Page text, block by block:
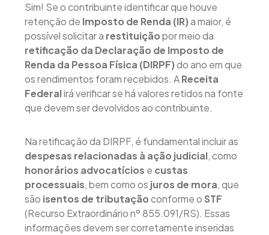
Sim! Se o contribuinte identificar que houve
retenção de Imposto de Renda (IR)a maior, é
possível solicitar a restituiçãopor meio da
retificação da Declaração de Imposto de
Renda da Pessoa Física (DIRPF)do ano em que
os rendimentos foram recebidos. AReceita
Federalirá verificar se há valores retidos na fonte
que devem ser devolvidos ao contribuinte.
Na retificação da DIRPF, é fundamental incluir as
despesas relacionadas à ação judicial, como
honorários advocatícios e custas
processuais, bem como os juros de mora, que
são isentos de tributaçãoconforme o STF
(Recurso Extraordinário nº 855.091/RS). Essas
informações devem ser corretamente inseridas